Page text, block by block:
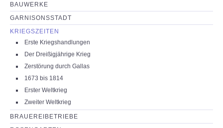
BAUWERKE
GARNISONSSTADT
KRIEGSZEITEN
Erste Kriegshandlungen
Der Dreißigjährige Krieg
Zerstörung durch Gallas
1673 bis 1814
Erster Weltkrieg
Zweiter Weltkrieg
BRAUEREIBETRIEBE